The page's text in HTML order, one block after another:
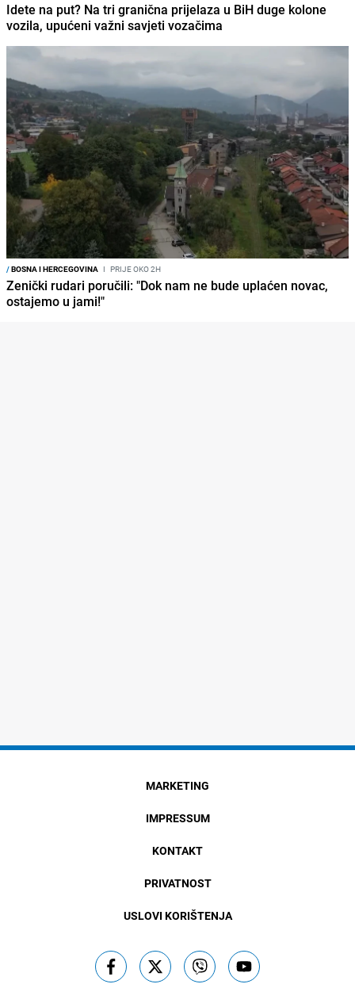
Idete na put? Na tri granična prijelaza u BiH duge kolone
vozila, upućeni važni savjeti vozačima
/BOSNA I HERCEGOVINA I PRIJE OKO 2H
Zenički rudari poručili: "Dok nam ne bude uplaćen novac,
ostajemo u jami!"
MARKETING
IMPRESSUM
KONTAKT
PRIVATNOST
USLOVI KORIŠTENJA